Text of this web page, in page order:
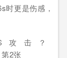
时更是伤感，